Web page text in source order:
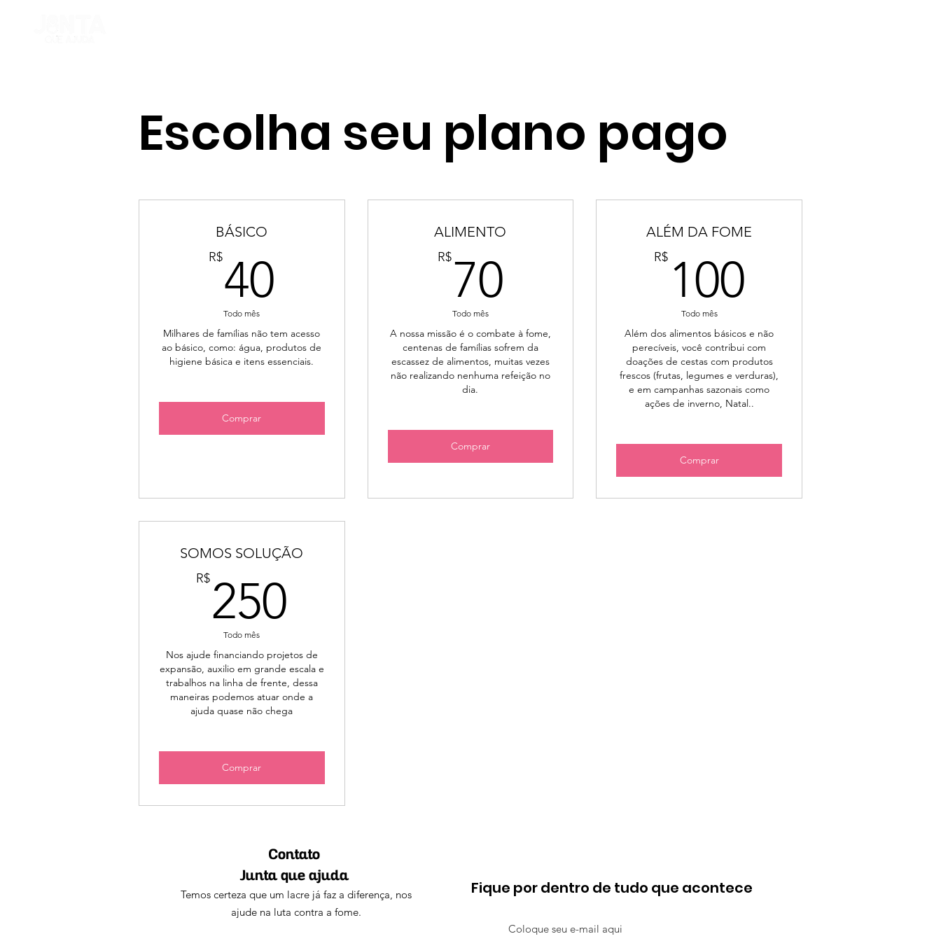
Escolha seu plano pago
BÁSICO
R$40
Todo mês
Milhares de famílias não tem acesso
ao básico, como: água, produtos de
higiene básica e itens essenciais.
Comprar
ALIMENTO
R$70
Todo mês
A nossa missão é o combate à fome,
centenas de famílias sofrem da
escassez de alimentos, muitas vezes
não realizando nenhuma refeição no
dia.
Comprar
ALÉM DA FOME
R$ 100
Todo mês
Além dos alimentos básicos e não
perecíveis, você contribui com
doações de cestas com produtos
frescos (frutas, legumes e verduras),
e em campanhas sazonais como
ações de inverno, Natal..
Comprar
SOMOS SOLUÇÃO
R$250
Todo mês
Nos ajude financiando projetos de
expansão, auxilio em grande escala e
trabalhos na linha de frente, dessa
maneiras podemos atuar onde a
ajuda quase não chega
Comprar
Contato
Junta que ajuda
Temos certeza que um lacre já faz a diferença, nos
ajude na luta contra a fome.
Fique por dentro de tudo que acontece